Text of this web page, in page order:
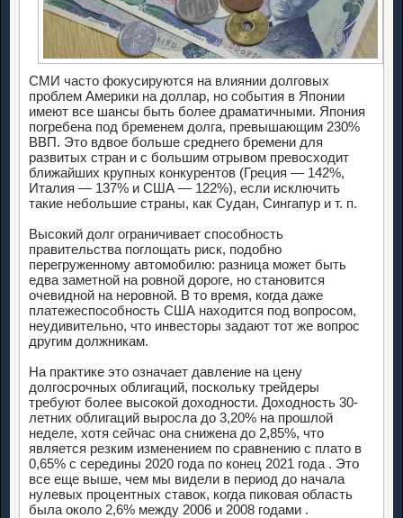
СМИ часто фокусируются на влиянии долговых
проблем Америки на доллар, но события в Японии
имеют все шансы быть более драматичными. Япония
погребена под бременем долга, превышающим 230%
ВВП. Это вдвое больше среднего бремени для
развитых стран и с большим отрывом превосходит
ближайших крупных конкурентов (Греция — 142%,
Италия — 137% и США — 122%), если исключить
такие небольшие страны, как Судан, Сингапур и т. п.
Высокий долг ограничивает способность
правительства поглощать риск, подобно
перегруженному автомобилю: разница может быть
едва заметной на ровной дороге, но становится
очевидной на неровной. В то время, когда даже
платежеспособность США находится под вопросом,
неудивительно, что инвесторы задают тот же вопрос
другим должникам.
На практике это означает давление на цену
долгосрочных облигаций, поскольку трейдеры
требуют более высокой доходности. Доходность 30-
летних облигаций выросла до 3,20% на прошлой
неделе, хотя сейчас она снижена до 2,85%, что
является резким изменением по сравнению с плато в
0,65% с середины 2020 года по конец 2021 года . Это
все еще выше, чем мы видели в период до начала
нулевых процентных ставок, когда пиковая область
была около 2,6% между 2006 и 2008 годами .